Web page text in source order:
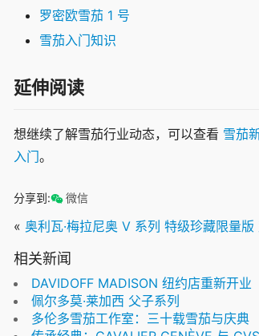
罗密欧雪茄 1 号
雪茄入门知识
延伸阅读
想继续了解雪茄行业动态，可以查看 雪茄
入门。
分享到: 微信
« 奥利瓦·梅拉尼奥 V 系列 特级珍藏限量
相关新闻
DAVIDOFF MADISON 纽约店重新开业
佩尔多莫·莱加西 父子系列
多伦多雪茄工作室：三十载雪茄与庆典